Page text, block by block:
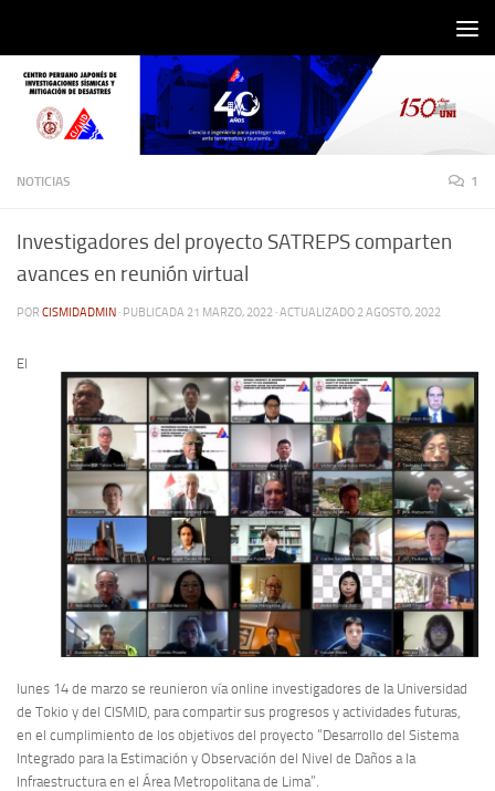
NOTICIAS 1
Investigadores del proyecto SATREPS comparten
avances en reunión virtual
POR CISMIDADMIN · PUBLICADA 21 MARZO, 2022 · ACTUALIZADO 2 AGOSTO, 2022
El
lunes 14 de marzo se reunieron vía online investigadores de la Universidad
de Tokio y del CISMID, para compartir sus progresos y actividades futuras,
en el cumplimiento de los objetivos del proyecto “Desarrollo del Sistema
Integrado para la Estimación y Observación del Nivel de Daños a la
Infraestructura en el Área Metropolitana de Lima”.